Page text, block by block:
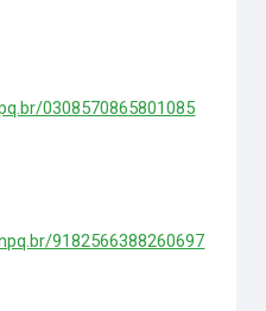
0308570865801085
9182566388260697